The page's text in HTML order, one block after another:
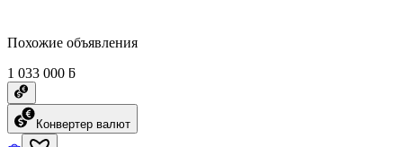
Похожие объявления
1 033 000 ƃ
Конвертер валют